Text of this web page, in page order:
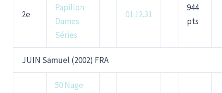
2e
Papillon
Dames
Séries
01:12.31
944
pts
JUIN Samuel (2002) FRA
50 Nage